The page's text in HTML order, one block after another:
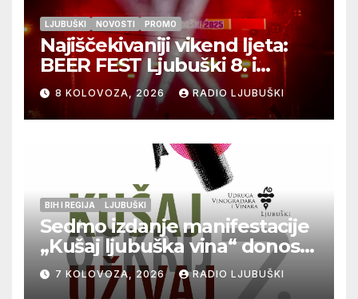
LJUBUŠKI NOVOSTI PROMO
Najiščekivaniji vikend ljeta:
BEER FEST Ljubuški 8. i
9.kolovoza
8 KOLOVOZA, 2026 RADIO LJUBUŠKI
BIH I REGIJA LJUBUŠKI
Sedmo izdanje manifestacije
„Kušaj ljubuška vina“ donosi
vrhunska vina, gastronomiju i
glazbu
7 KOLOVOZA, 2026 RADIO LJUBUŠKI